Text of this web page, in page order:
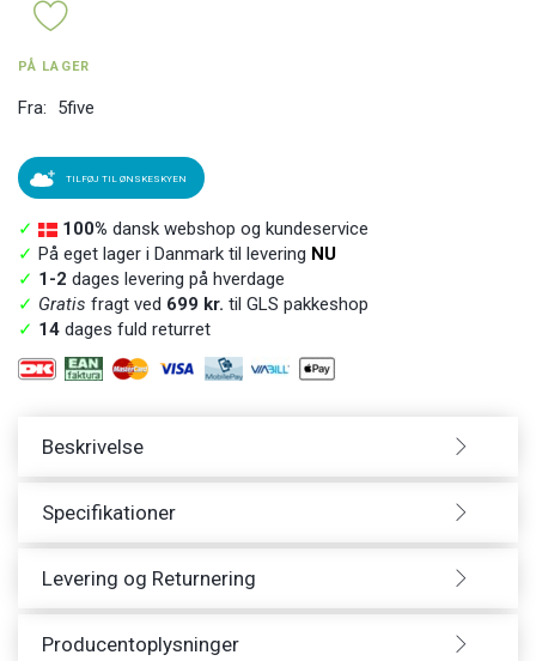
PÅ LAGER
Fra: 5five
TILFØJ TIL ØNSKESKYEN
✓ 100% dansk webshop og kundeservice
✓ På eget lager i Danmark til levering NU
✓ 1-2 dages levering på hverdage
✓ Gratis fragt ved 699 kr. til GLS pakkeshop
✓ 14 dages fuld returret
Beskrivelse
Specifikationer
Levering og Returnering
Producentoplysninger